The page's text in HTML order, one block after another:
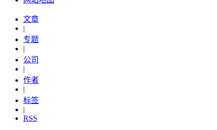
文章
|
专题
|
公司
|
作者
|
标签
|
RSS